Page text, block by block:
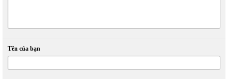
Tên của bạn